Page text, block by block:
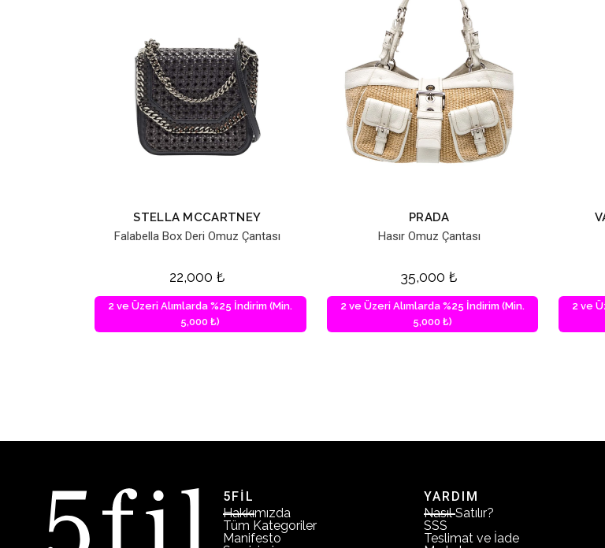
STELLA MCCARTNEY
Falabella Box Deri Omuz Çantası
22,000 ₺
2 ve Üzeri Alımlarda %25 İndirim (Min.
5,000 ₺)
PRADA
Hasır Omuz Çantası
35,000₺
2 ve Üzeri Alımlarda %25 İndirim (Min.
5,000 ₺)
2 ve
5FİL
Hakkımızda
Tüm Kategoriler
Manifesto
YARDIM
Nasıl Satılır?
SSS
Teslimat ve İade